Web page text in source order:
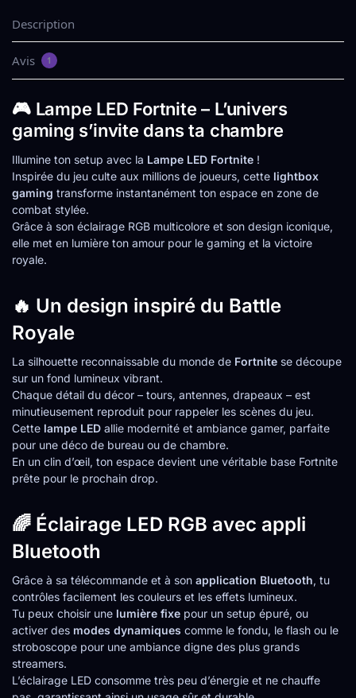
Description
Avis 1
🎮 Lampe LED Fortnite – L’univers
gaming s’invite dans ta chambre
Illumine ton setup avec la Lampe LED Fortnite !
Inspirée du jeu culte aux millions de joueurs, cette lightbox
gaming transforme instantanément ton espace en zone de
combat stylée.
Grâce à son éclairage RGB multicolore et son design iconique,
elle met en lumière ton amour pour le gaming et la victoire
royale.
🔥 Un design inspiré du Battle
Royale
La silhouette reconnaissable du monde de Fortnite se découpe
sur un fond lumineux vibrant.
Chaque détail du décor – tours, antennes, drapeaux – est
minutieusement reproduit pour rappeler les scènes du jeu.
Cette lampe LED allie modernité et ambiance gamer, parfaite
pour une déco de bureau ou de chambre.
En un clin d’œil, ton espace devient une véritable base Fortnite
prête pour le prochain drop.
🌈 Éclairage LED RGB avec appli
Bluetooth
Grâce à sa télécommande et à son application Bluetooth, tu
contrôles facilement les couleurs et les effets lumineux.
Tu peux choisir une lumière fixe pour un setup épuré, ou
activer des modes dynamiques comme le fondu, le flash ou le
stroboscope pour une ambiance digne des plus grands
streamers.
L’éclairage LED consomme très peu d’énergie et ne chauffe